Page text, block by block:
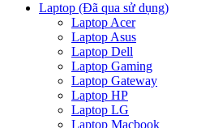
Laptop (Đã qua sử dụng)
Laptop Acer
Laptop Asus
Laptop Dell
Laptop Gaming
Laptop Gateway
Laptop HP
Laptop LG
Laptop Macbook